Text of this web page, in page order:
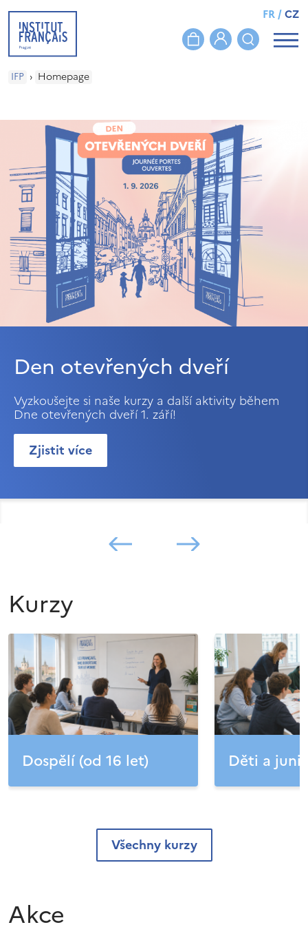
FR/CZ
IFP › Homepage
Den otevřených dveří
Vyzkoušejte si naše kurzy a další aktivity během
Dne otevřených dveří 1. září!
Zjistit více
Kurzy
Dospělí (od 16 let) Děti a
Všechny kurzy
Akce